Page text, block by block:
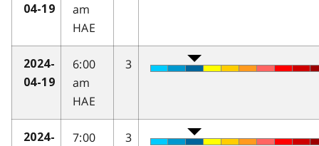
04-19
am
HAE
2024-
04-19
6:00
am
HAE
3
2024-
7:00
3